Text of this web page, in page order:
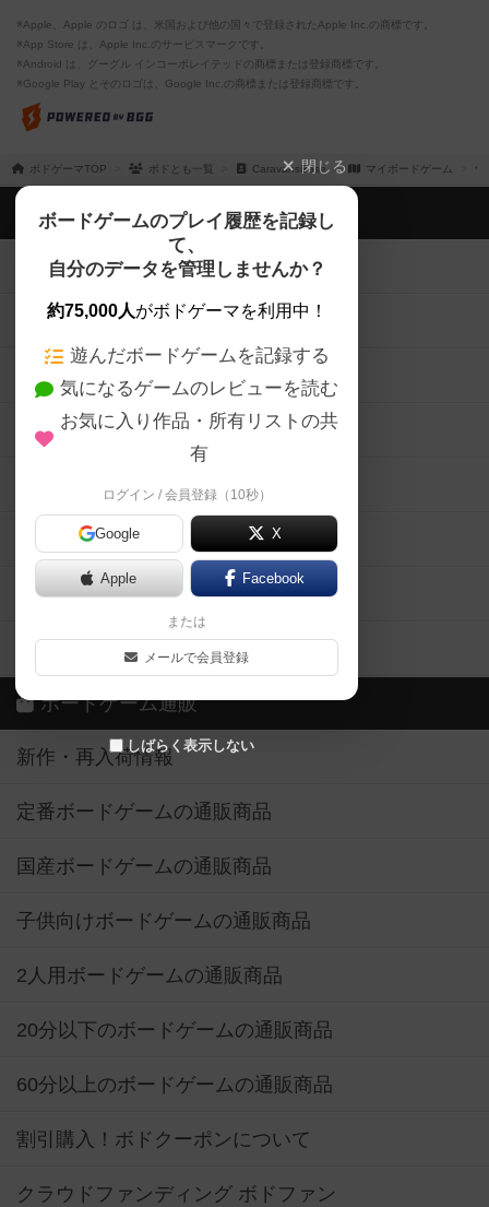
※Apple、Apple のロゴ は、米国および他の国々で登録されたApple Inc.の商標です。
※App Store は、Apple Inc.のサービスマークです。
※Android は、グーグル インコーポレイテッドの商標または登録商標です。
※Google Play とそのロゴは、Google Inc.の商標または登録商標です。
ボドゲーマTOP ボドとも一覧 CaravansBase マイボードゲーム
閉じる
ボードゲームのプレイ履歴を記録し
て、
自分のデータを管理しませんか？
約75,000人がボドゲーマを利用中！
遊んだボードゲームを記録する
気になるゲームのレビューを読む
お気に入り作品・所有リストの共
有
ログイン / 会員登録（10秒）
Google X
Apple Facebook
または
メールで会員登録
しばらく表示しない
ボドゲーマTOP
ボードゲームを検索する
ボードゲームの新着レビュー
ボードゲーム会情報
メカニクス特集
掲示板・トピックス
ボドとも・会員一覧
ボードゲーム業界コラム
ボドゲーマご利用案内
ボードゲーム通販
新作・再入荷情報
定番ボードゲームの通販商品
国産ボードゲームの通販商品
子供向けボードゲームの通販商品
2人用ボードゲームの通販商品
20分以下のボードゲームの通販商品
60分以上のボードゲームの通販商品
割引購入！ボドクーポンについて
クラウドファンディング ボドファン